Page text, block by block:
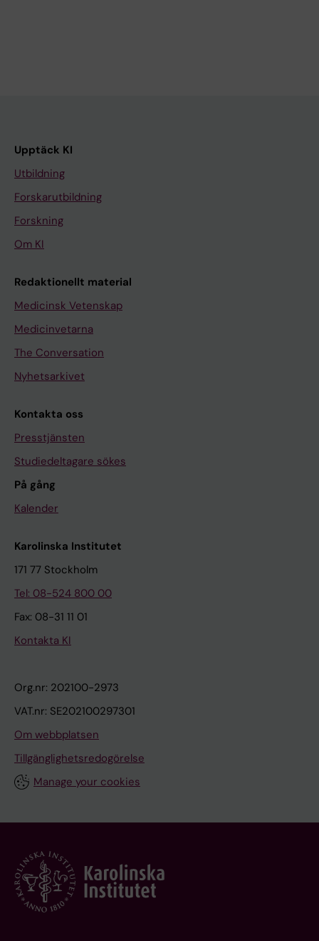
Upptäck KI
Utbildning
Forskarutbildning
Forskning
Om KI
Redaktionellt material
Medicinsk Vetenskap
Medicinvetarna
The Conversation
Nyhetsarkivet
Kontakta oss
Presstjänsten
Studiedeltagare sökes
På gång
Kalender
Karolinska Institutet
171 77 Stockholm
Tel: 08-524 800 00
Fax: 08-31 11 01
Kontakta KI
Org.nr: 202100-2973
VAT.nr: SE202100297301
Om webbplatsen
Tillgänglighetsredogörelse
Manage your cookies